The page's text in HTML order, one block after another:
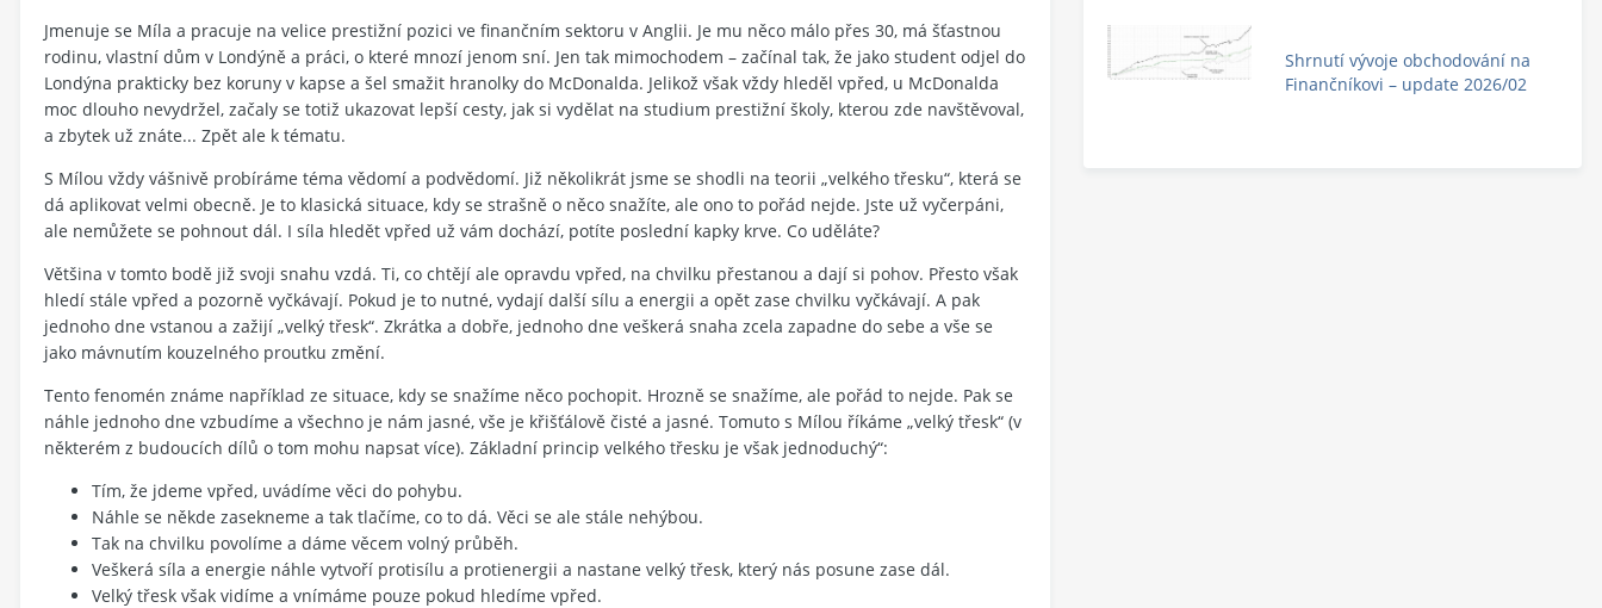
Jmenuje se Míla a pracuje na velice prestižní pozici ve finančním sektoru v Anglii. Je mu něco málo přes 30, má šťastnou
rodinu, vlastní dům v Londýně a práci, o které mnozí jenom sní. Jen tak mimochodem – začínal tak, že jako student odjel do
Londýna prakticky bez koruny v kapse a šel smažit hranolky do McDonalda. Jelikož však vždy hleděl vpřed, u McDonalda
moc dlouho nevydržel, začaly se totiž ukazovat lepší cesty, jak si vydělat na studium prestižní školy, kterou zde navštěvoval,
a zbytek už znáte... Zpět ale k tématu.
S Mílou vždy vášnivě probíráme téma vědomí a podvědomí. Již několikrát jsme se shodli na teorii „velkého třesku“, která se
dá aplikovat velmi obecně. Je to klasická situace, kdy se strašně o něco snažíte, ale ono to pořád nejde. Jste už vyčerpáni,
ale nemůžete se pohnout dál. I síla hledět vpřed už vám dochází, potíte poslední kapky krve. Co uděláte?
Většina v tomto bodě již svoji snahu vzdá. Ti, co chtějí ale opravdu vpřed, na chvilku přestanou a dají si pohov. Přesto však
hledí stále vpřed a pozorně vyčkávají. Pokud je to nutné, vydají další sílu a energii a opět zase chvilku vyčkávají. A pak
jednoho dne vstanou a zažijí „velký třesk“. Zkrátka a dobře, jednoho dne veškerá snaha zcela zapadne do sebe a vše se
jako mávnutím kouzelného proutku změní.
Tento fenomén známe například ze situace, kdy se snažíme něco pochopit. Hrozně se snažíme, ale pořád to nejde. Pak se
náhle jednoho dne vzbudíme a všechno je nám jasné, vše je křišťálově čisté a jasné. Tomuto s Mílou říkáme „velký třesk“ (v
některém z budoucích dílů o tom mohu napsat více). Základní princip velkého třesku je však jednoduchý“:
Tím, že jdeme vpřed, uvádíme věci do pohybu.
Náhle se někde zasekneme a tak tlačíme, co to dá. Věci se ale stále nehýbou.
Tak na chvilku povolíme a dáme věcem volný průběh.
Veškerá síla a energie náhle vytvoří protisílu a protienergii a nastane velký třesk, který nás posune zase dál.
Velký třesk však vidíme a vnímáme pouze pokud hledíme vpřed.
Shrnutí vývoje obchodování na
Finančníkovi – update 2026/02